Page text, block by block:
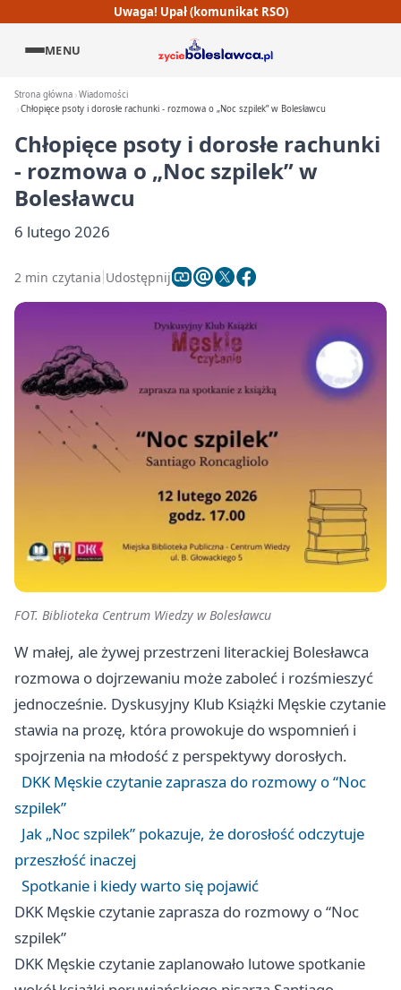
Uwaga! Upał (komunikat RSO)
MENU
Strona główna Wiadomości
Chłopięce psoty i dorosłe rachunki - rozmowa o „Noc szpilek” w Bolesławcu
Chłopięce psoty i dorosłe rachunki
- rozmowa o „Noc szpilek” w
Bolesławcu
6 lutego 2026
2 min czytania Udostępnij
FOT. Biblioteka Centrum Wiedzy w Bolesławcu
W małej, ale żywej przestrzeni literackiej Bolesławca
rozmowa o dojrzewaniu może zaboleć i rozśmieszyć
jednocześnie. Dyskusyjny Klub Książki Męskie czytanie
stawia na prozę, która prowokuje do wspomnień i
spojrzenia na młodość z perspektywy dorosłych.
DKK Męskie czytanie zaprasza do rozmowy o “Noc
szpilek”
Jak „Noc szpilek” pokazuje, że dorosłość odczytuje
przeszłość inaczej
Spotkanie i kiedy warto się pojawić
DKK Męskie czytanie zaprasza do rozmowy o “Noc
szpilek”
DKK Męskie czytanie zaplanowało lutowe spotkanie